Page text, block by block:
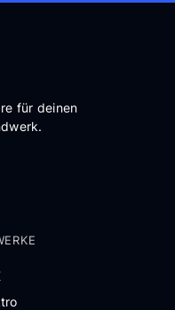
für deinen